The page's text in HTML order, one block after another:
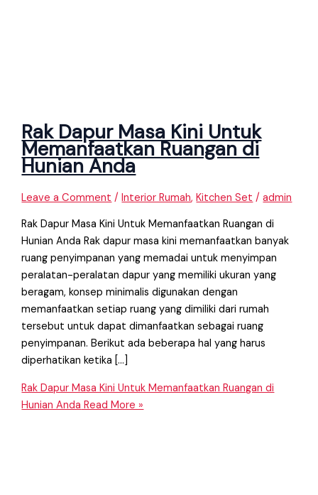
Rak Dapur Masa Kini Untuk
Memanfaatkan Ruangan di
Hunian Anda
Leave a Comment /Interior Rumah,Kitchen Set /admin
Rak Dapur Masa Kini Untuk Memanfaatkan Ruangan di
Hunian Anda Rak dapur masa kini memanfaatkan banyak
ruang penyimpanan yang memadai untuk menyimpan
peralatan-peralatan dapur yang memiliki ukuran yang
beragam, konsep minimalis digunakan dengan
memanfaatkan setiap ruang yang dimiliki dari rumah
tersebut untuk dapat dimanfaatkan sebagai ruang
penyimpanan. Berikut ada beberapa hal yang harus
diperhatikan ketika […]
Rak Dapur Masa Kini Untuk Memanfaatkan Ruangan di
Hunian Anda Read More »